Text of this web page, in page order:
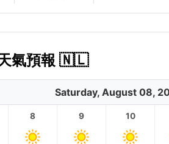
天氣預報 🇳🇱
Saturday, August 08,
8 9 10